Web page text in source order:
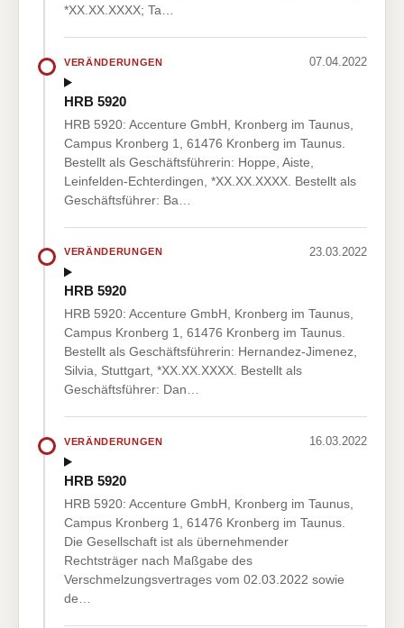
*XX.XX.XXXX; Ta…
VERÄNDERUNGEN 07.04.2022
HRB 5920
HRB 5920: Accenture GmbH, Kronberg im Taunus,
Campus Kronberg 1, 61476 Kronberg im Taunus.
Bestellt als Geschäftsführerin: Hoppe, Aiste,
Leinfelden-Echterdingen, *XX.XX.XXXX. Bestellt als
Geschäftsführer: Ba…
VERÄNDERUNGEN 23.03.2022
HRB 5920
HRB 5920: Accenture GmbH, Kronberg im Taunus,
Campus Kronberg 1, 61476 Kronberg im Taunus.
Bestellt als Geschäftsführerin: Hernandez-Jimenez,
Silvia, Stuttgart, *XX.XX.XXXX. Bestellt als
Geschäftsführer: Dan…
VERÄNDERUNGEN 16.03.2022
HRB 5920
HRB 5920: Accenture GmbH, Kronberg im Taunus,
Campus Kronberg 1, 61476 Kronberg im Taunus.
Die Gesellschaft ist als übernehmender
Rechtsträger nach Maßgabe des
Verschmelzungsvertrages vom 02.03.2022 sowie
de…